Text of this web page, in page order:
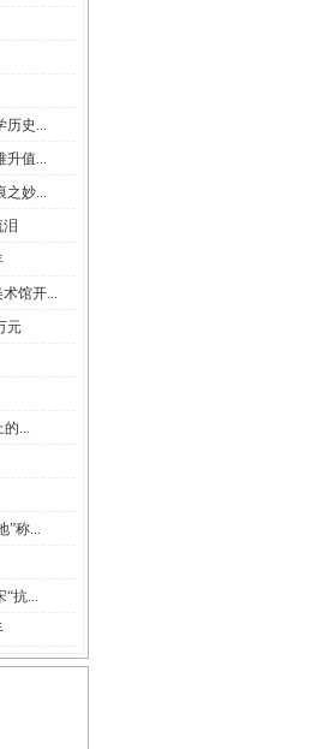
历史...
升值...
之妙...
馆开...
元
的...
”称...
“抗...